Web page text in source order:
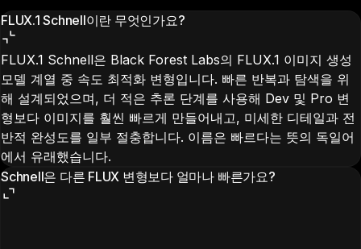
FLUX.1 Schnell이란 무엇인가요?
FLUX.1 Schnell은 Black Forest Labs의 FLUX.1 이미지 생성
모델 계열 중 속도 최적화 변형입니다. 빠른 반복과 탐색을 위
해 설계되었으며, 더 적은 추론 단계를 사용해 Dev 및 Pro 변
형보다 이미지를 훨씬 빠르게 만들어내고, 미세한 디테일과 전
반적 완성도를 일부 절충합니다. 이름은 빠르다는 뜻의 독일어
에서 유래했습니다.
Schnell은 다른 FLUX 변형보다 얼마나 빠른가요?